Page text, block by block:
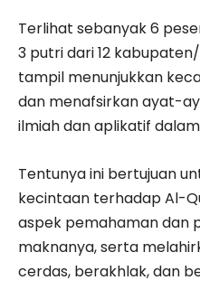
Terlihat sebanyak 6
3 putri dari 12
tampil menunjukkan
dan menafsirkan ayat-
ilmiah dan aplikatif
Tentunya ini bertujuan
kecintaan terhadap Al-
aspek pemahaman dan
maknanya, serta
cerdas, berakhlak, dan